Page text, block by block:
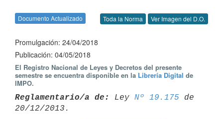
Documento Actualizado Toda la Norma Ver Imagen del D.O.
Promulgación: 24/04/2018
Publicación: 04/05/2018
El Registro Nacional de Leyes y Decretos del presente
semestre se encuentra disponible en la Librería Digital de
IMPO.
Reglamentario/a de: Ley Nº 19.175 de